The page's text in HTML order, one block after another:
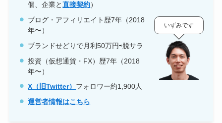
個、企業と直接契約）
ブログ・アフィリエイト歴7年（2018
年〜）
ブランドせどりで月利50万円⇨脱サラ
投資（仮想通貨・FX）歴7年（2018
年〜）
X（旧Twitter） フォロワー約1,900人
運営者情報はこちら
いずみです